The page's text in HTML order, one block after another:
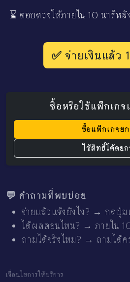
⌛ ตอบดวงให้ภายใน 10 นาทีหลั
✅ จ่ายเงินแล้ว
ซื้อหรือใช้แพ็กเก
ซื้อแพ็กเกจย
ใช้สิทธิ์โค้ดย
💬 คำถามที่พบบ่อย
จ่ายแล้วแจ้งยังไง? → กดปุ่ม
ได้ผลตอนไหน? → ภายใน
ถามได้จริงไหม? → ถามได้ค
เงื่อนไขการให้บริการ